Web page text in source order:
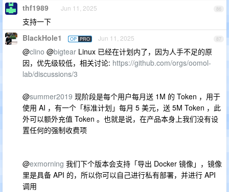
86
thf1989 Jun 11, 2025
支持一下
87
BlackHole1 OP PRO Jun 11, 2025
@clino @bigtear Linux 已经在计划内了，因为人手不足的原
因，优先级较低，相关讨论: https://github.com/orgs/oomol-
lab/discussions/3
@summer2019 现阶段是每个用户每月送 1M 的 Token ，用于
使用 AI ，有一个「标准计划」每月 5 美元，送 5M Token ，此
外可以额外充值 Token 。也就是说，在产品本身上我们没有设
置任何的强制收费项
@exmorning 我们下个版本会支持「导出 Docker 镜像」，镜像
里是具备 API 的，所以你可以自己进行私有部署，并进行 API
调用